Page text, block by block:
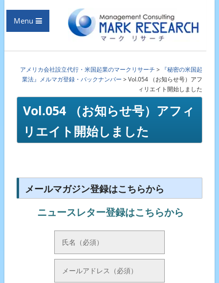
Menu
アメリカ会社設立代行・米国起業のマークリサーチ > 『秘密の米国起
業法』メルマガ登録・バックナンバー >Vol.054 （お知らせ号）アフ
ィリエイト開始しました
Vol.054 （お知らせ号）アフィ
リエイト開始しました
メールマガジン登録はこちらから
ニュースレター登録はこちらから